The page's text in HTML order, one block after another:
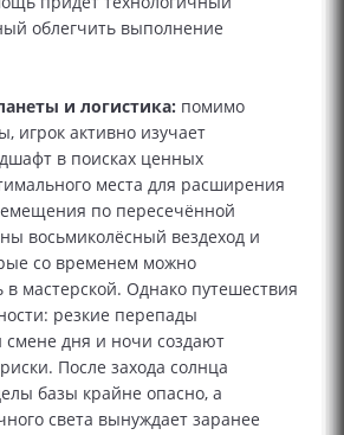
облегчить выполнение
и логистика: помимо
игрок активно изучает
в поисках ценных
места для расширения
по пересечённой
восьмиколёсный вездеход и
со временем можно
мастерской. Однако путешествия
резкие перепады
дня и ночи создают
После захода солнца
базы крайне опасно, а
света вынуждает заранее